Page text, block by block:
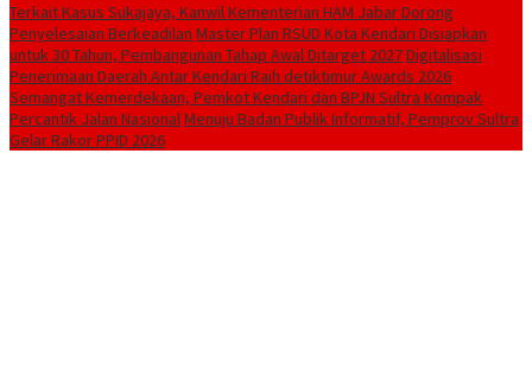
‎Terkait Kasus Sukajaya, Kanwil Kementerian HAM Jabar ‎Dorong
Penyelesaian Berkeadilan Master Plan RSUD Kota Kendari Disiapkan
untuk 30 Tahun, Pembangunan Tahap Awal Ditarget 2027Digitalisasi
Penerimaan Daerah Antar Kendari Raih detiktimur Awards 2026
Semangat Kemerdekaan, Pemkot Kendari dan BPJN Sultra Kompak
Percantik Jalan NasionalMenuju Badan Publik Informatif, Pemprov Sultra
Gelar Rakor PPID 2026